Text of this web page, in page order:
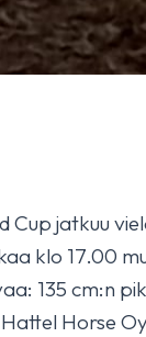
Cup jatkuu
klo 17.00
135 cm:n
Hattel Horse